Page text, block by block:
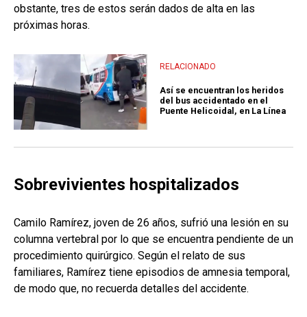
obstante, tres de estos serán dados de alta en las
próximas horas.
RELACIONADO
Así se encuentran los heridos
del bus accidentado en el
Puente Helicoidal, en La Línea
Sobrevivientes hospitalizados
Camilo Ramírez, joven de 26 años, sufrió una lesión en su
columna vertebral por lo que se encuentra pendiente de un
procedimiento quirúrgico. Según el relato de sus
familiares, Ramírez tiene episodios de amnesia temporal,
de modo que, no recuerda detalles del accidente.